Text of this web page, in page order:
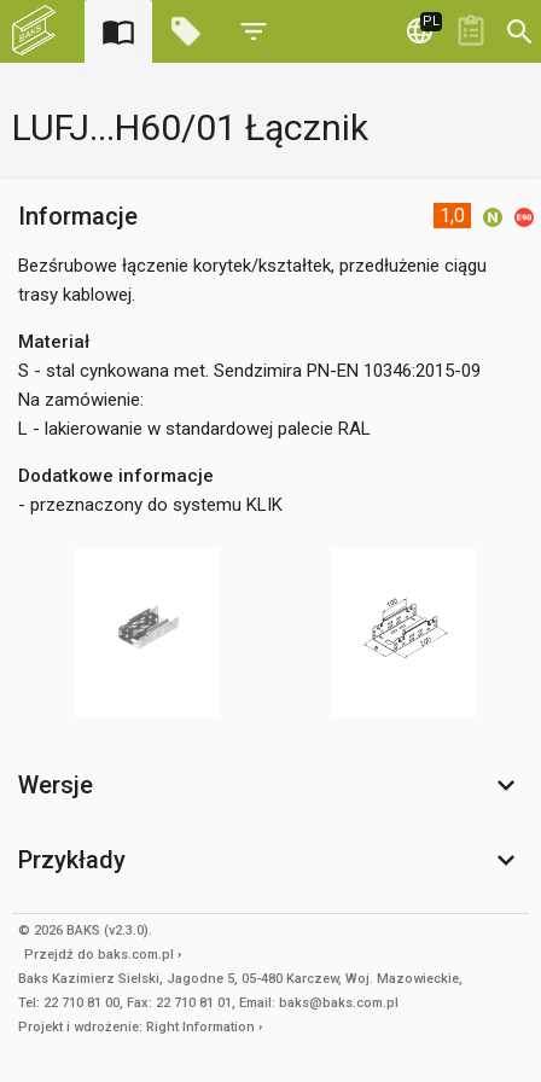
PL
LUFJ...H60/01 Łącznik
1,0
Informacje
Bezśrubowe łączenie korytek/kształtek, przedłużenie ciągu
trasy kablowej.
Materiał
S - stal cynkowana met. Sendzimira PN-EN 10346:2015-09
Na zamówienie:
L - lakierowanie w standardowej palecie RAL
Dodatkowe informacje
- przeznaczony do systemu KLIK
Wersje
Przykłady
© 2026 BAKS (v2.3.0).
Przejdź do baks.com.pl
Baks Kazimierz Sielski, Jagodne 5, 05-480 Karczew, Woj. Mazowieckie,
Tel: 22 710 81 00, Fax: 22 710 81 01, Email: baks@baks.com.pl
Projekt i wdrożenie: Right Information